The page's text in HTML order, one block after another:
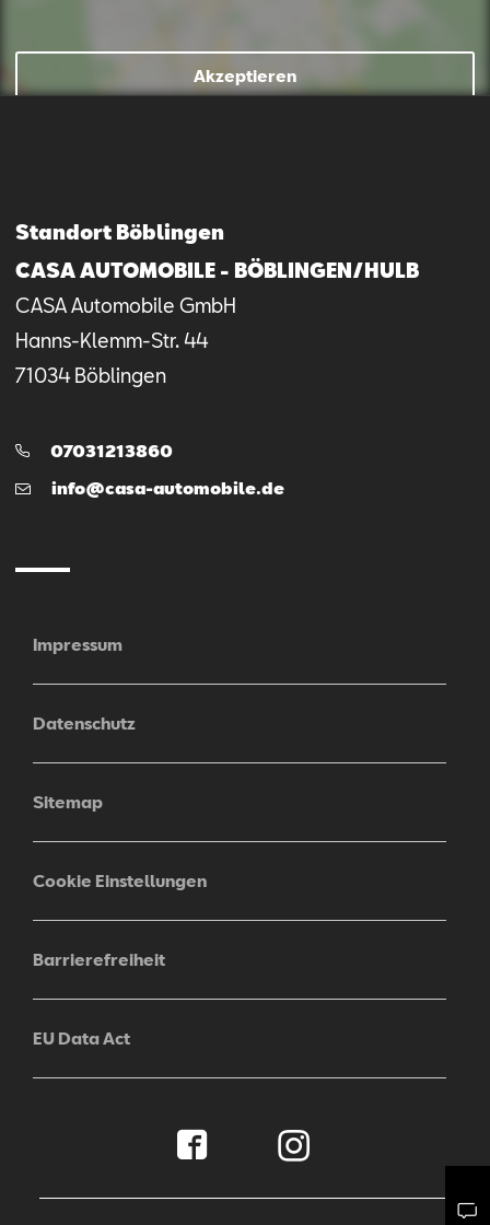
Akzeptieren
Standort Böblingen
CASA AUTOMOBILE - BÖBLINGEN/HULB
CASA Automobile GmbH
Hanns-Klemm-Str. 44
71034 Böblingen
Telefon:
07031213860
E-
info@casa-automobile.de
Impressum
Datenschutz
Sitemap
Cookie Einstellungen
Barrierefreiheit
EU Data Act